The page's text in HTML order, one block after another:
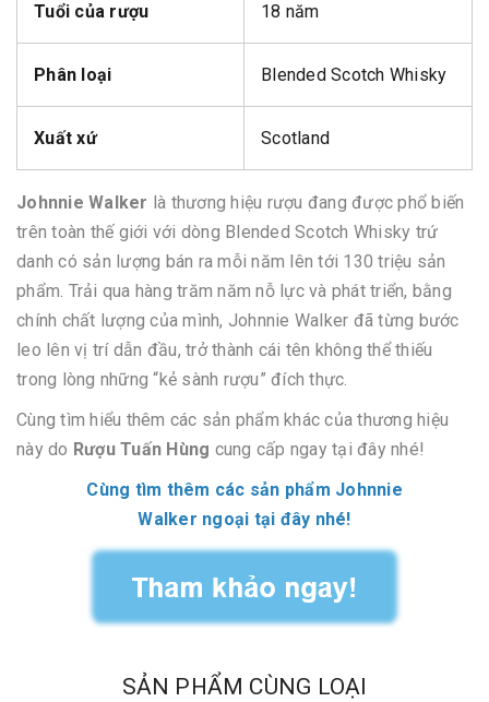
Tuổi của rượu 18 năm
Phân loại Blended Scotch Whisky
Xuất xứ Scotland
Johnnie Walker là thương hiệu rượu đang được phổ biến
trên toàn thế giới với dòng Blended Scotch Whisky trứ
danh có sản lượng bán ra mỗi năm lên tới 130 triệu sản
phẩm. Trải qua hàng trăm năm nỗ lực và phát triển, bằng
chính chất lượng của mình, Johnnie Walker đã từng bước
leo lên vị trí dẫn đầu, trở thành cái tên không thể thiếu
trong lòng những “kẻ sành rượu” đích thực.
Cùng tìm hiểu thêm các sản phẩm khác của thương hiệu
này do Rượu Tuấn Hùng cung cấp ngay tại đây nhé!
Cùng tìm thêm các sản phẩm Johnnie
Walker ngoại tại đây nhé!
SẢN PHẨM CÙNG LOẠI